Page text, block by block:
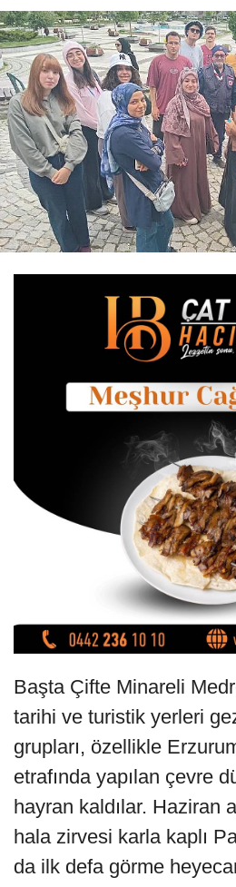
Başta Çifte Minareli
tarihi ve turistik yerleri
grupları, özellikle
etrafında yapılan çevre
hayran kaldılar. Haziran
hala zirvesi karla kaplı
da ilk defa görme